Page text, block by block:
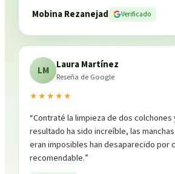
Mobina Rezanejad
Verificado
LM Laura Martínez
Reseña de Google
★★★★★
“Contraté la limpieza de dos colchones
resultado ha sido increíble, las
eran imposibles han desaparecido por
recomendable.”